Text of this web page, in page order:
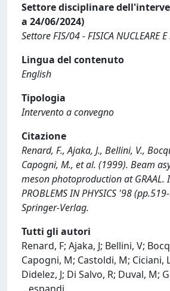
Settore disciplinare
a 24/06/2024)
Settore FIS/04 - FISICA NUCLEARE E
Lingua del contenuto
English
Tipologia
Intervento a convegno
Citazione
Renard, F., Ajaka, J., Bellini, V.,
Capogni, M., et al. (1999). Beam
meson photoproduction at GRAAL.
PROBLEMS IN PHYSICS '98
Springer-Verlag.
Tutti gli autori
Renard, F; Ajaka, J; Bellini, V;
Capogni, M; Castoldi, M; Ciciani,
Didelez, J; Di Salvo, R; Duval, M;